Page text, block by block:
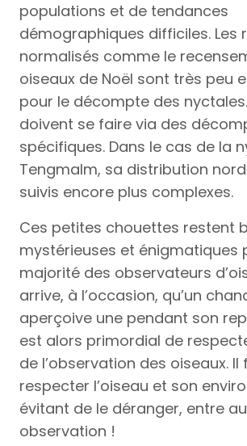
populations et de tendances
démographiques difficiles. Les
normalisés comme le
oiseaux de Noël sont très peu
pour le décompte des
doivent se faire via des
spécifiques. Dans le cas de la
Tengmalm, sa distribution
suivis encore plus complexes.
Ces petites chouettes restent
mystérieuses et énigmatiques
majorité des observateurs
arrive, à l’occasion, qu’un
aperçoive une pendant son
est alors primordial de
de l’observation des oiseaux. Il
respecter l’oiseau et son
évitant de le déranger, entre
observation !